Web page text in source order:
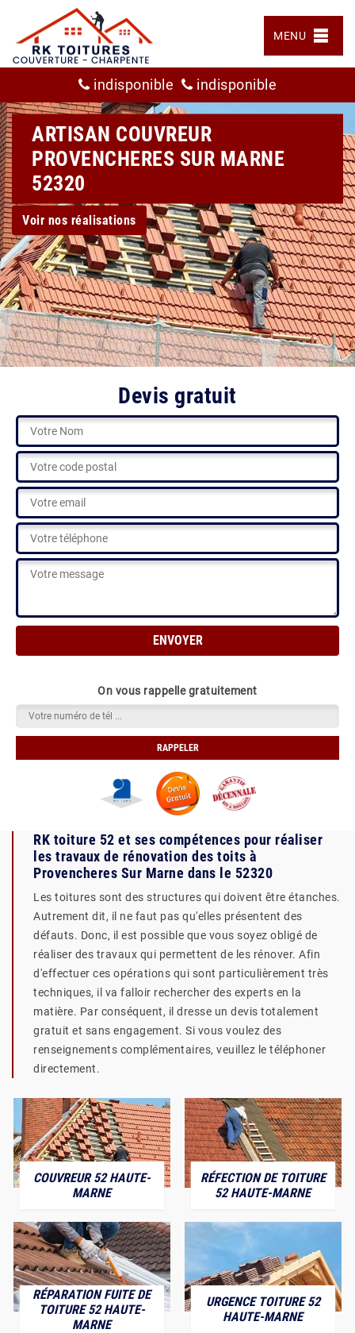
MENU
indisponible indisponible
ARTISAN COUVREUR
PROVENCHERES SUR MARNE
52320
Voir nos réalisations
Devis gratuit
On vous rappelle gratuitement
RK toiture 52 et ses compétences pour réaliser
les travaux de rénovation des toits à
Provencheres Sur Marne dans le 52320
Les toitures sont des structures qui doivent être étanches.
Autrement dit, il ne faut pas qu'elles présentent des
défauts. Donc, il est possible que vous soyez obligé de
réaliser des travaux qui permettent de les rénover. Afin
d'effectuer ces opérations qui sont particulièrement très
techniques, il va falloir rechercher des experts en la
matière. Par conséquent, il dresse un devis totalement
gratuit et sans engagement. Si vous voulez des
renseignements complémentaires, veuillez le téléphoner
directement.
COUVREUR 52 HAUTE-
MARNE
RÉFECTION DE TOITURE
52 HAUTE-MARNE
RÉPARATION FUITE DE
TOITURE 52 HAUTE-
MARNE
URGENCE TOITURE 52
HAUTE-MARNE